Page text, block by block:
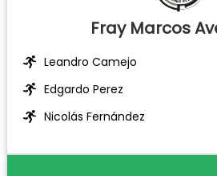
Fray Marcos
Leandro Camejo
Edgardo Perez
Nicolás Fernández